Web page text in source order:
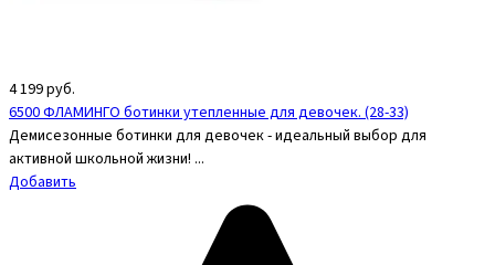
4 199руб.
6500 ФЛАМИНГО ботинки утепленные для девочек. (28-33)
Демисезонные ботинки для девочек - идеальный выбор для
активной школьной жизни! ...
Добавить